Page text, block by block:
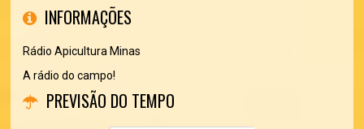
INFORMAÇÕES
Rádio Apicultura Minas
A rádio do campo!
PREVISÃO DO TEMPO